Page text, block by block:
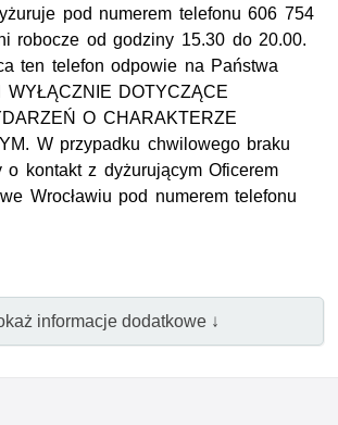
pod numerem telefonu 606 754
robocze od godziny 15.30 do 20.00.
ten telefon odpowie na Państwa
WYŁĄCZNIE DOTYCZĄCE
O CHARAKTERZE
W przypadku chwilowego braku
o kontakt z dyżurującym Oficerem
Wrocławiu pod numerem telefonu
informacje dodatkowe ↓